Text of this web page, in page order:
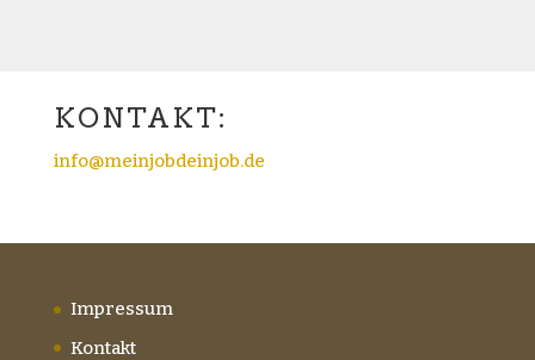
KONTAKT:
info@meinjobdeinjob.de
Impressum
Kontakt